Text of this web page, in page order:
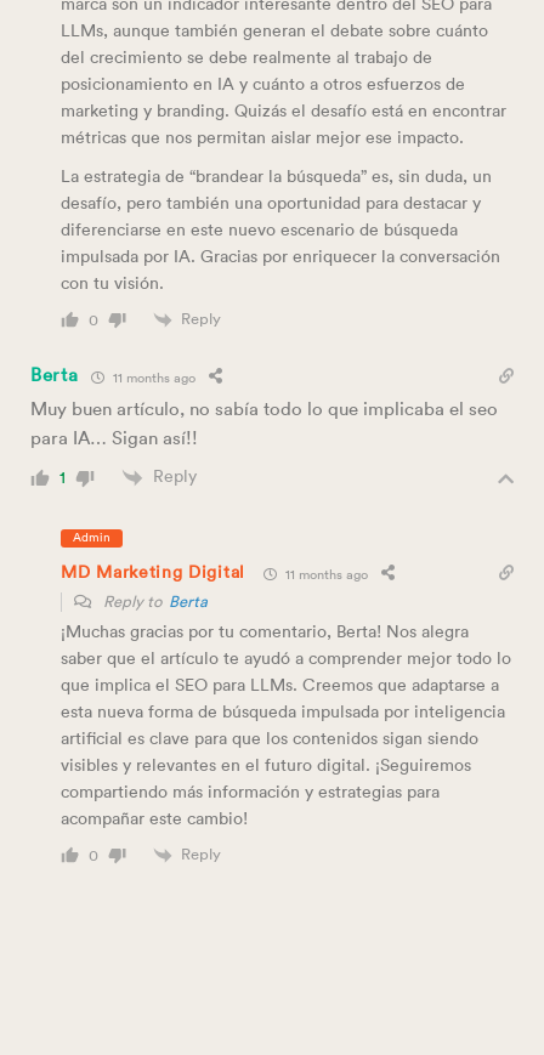
marca son un indicador interesante dentro del SEO para
LLMs, aunque también generan el debate sobre cuánto
del crecimiento se debe realmente al trabajo de
posicionamiento en IA y cuánto a otros esfuerzos de
marketing y branding. Quizás el desafío está en encontrar
métricas que nos permitan aislar mejor ese impacto.
La estrategia de “brandear la búsqueda” es, sin duda, un
desafío, pero también una oportunidad para destacar y
diferenciarse en este nuevo escenario de búsqueda
impulsada por IA. Gracias por enriquecer la conversación
con tu visión.
0 Reply
Berta 11 months ago
Muy buen artículo, no sabía todo lo que implicaba el seo
para IA… Sigan así!!
1 Reply
Admin
MD Marketing Digital 11 months ago
Reply to Berta
¡Muchas gracias por tu comentario, Berta! Nos alegra
saber que el artículo te ayudó a comprender mejor todo lo
que implica el SEO para LLMs. Creemos que adaptarse a
esta nueva forma de búsqueda impulsada por inteligencia
artificial es clave para que los contenidos sigan siendo
visibles y relevantes en el futuro digital. ¡Seguiremos
compartiendo más información y estrategias para
acompañar este cambio!
0 Reply